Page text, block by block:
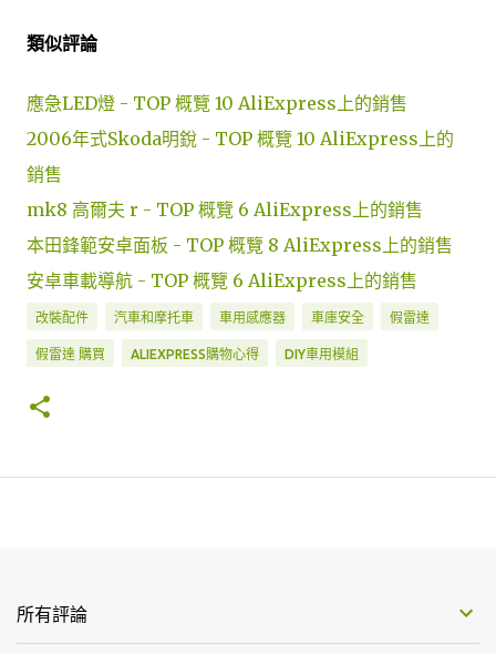
類似評論
應急LED燈 - TOP 概覽 10 AliExpress上的銷售
2006年式Skoda明銳 - TOP 概覽 10 AliExpress上的
銷售
mk8 高爾夫 r - TOP 概覽 6 AliExpress上的銷售
本田鋒範安卓面板 - TOP 概覽 8 AliExpress上的銷售
安卓車載導航 - TOP 概覽 6 AliExpress上的銷售
改裝配件 汽車和摩托車 車用感應器 車庫安全 假雷達
假雷達 購買 ALIEXPRESS購物心得 DIY車用模組
所有評論